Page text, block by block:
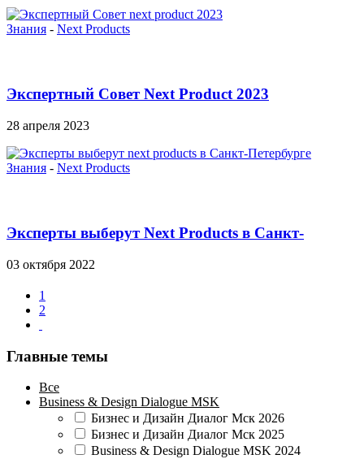
Знания - Next Products
Экспертный Совет Next Product 2023
28 апреля 2023
Знания - Next Products
Эксперты выберут Next Products в Санкт-
03 октября 2022
1
2
Главные темы
Все
Business & Design Dialogue MSK
Бизнес и Дизайн Диалог Мск 2026
Бизнес и Дизайн Диалог Мск 2025
Business & Design Dialogue MSK 2024